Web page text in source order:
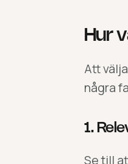
Hur
Att
några
1.
Se till